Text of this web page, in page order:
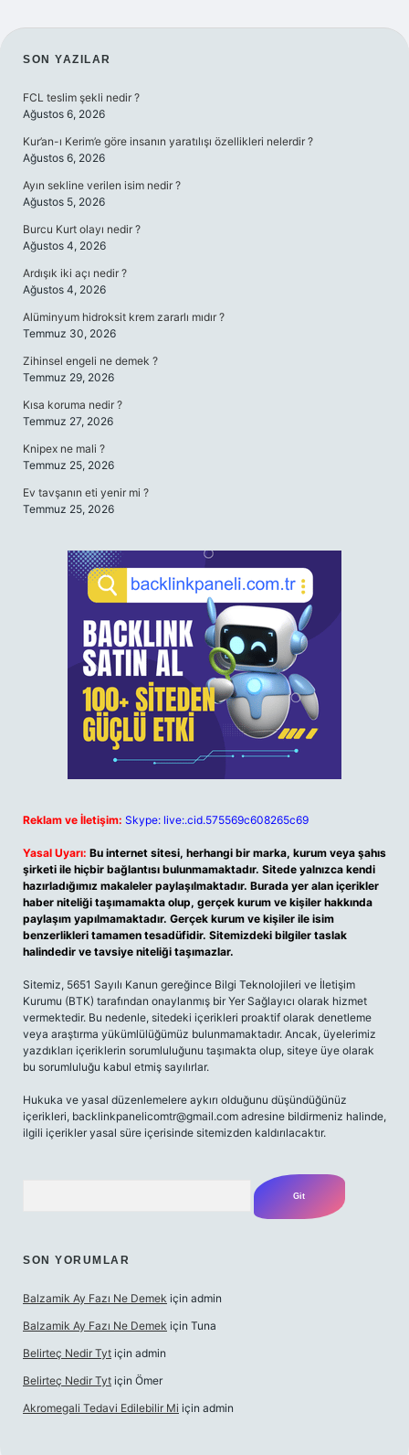
SIDEBAR
SON YAZILAR
FCL teslim şekli nedir ?
Ağustos 6, 2026
Kur’an-ı Kerim’e göre insanın yaratılışı özellikleri nelerdir ?
Ağustos 6, 2026
Ayın sekline verilen isim nedir ?
Ağustos 5, 2026
Burcu Kurt olayı nedir ?
Ağustos 4, 2026
Ardışık iki açı nedir ?
Ağustos 4, 2026
Alüminyum hidroksit krem zararlı mıdır ?
Temmuz 30, 2026
Zihinsel engeli ne demek ?
Temmuz 29, 2026
Kısa koruma nedir ?
Temmuz 27, 2026
Knipex ne mali ?
Temmuz 25, 2026
Ev tavşanın eti yenir mi ?
Temmuz 25, 2026
Reklam ve İletişim: Skype: live:.cid.575569c608265c69
Yasal Uyarı: Bu internet sitesi, herhangi bir marka, kurum veya şahıs
şirketi ile hiçbir bağlantısı bulunmamaktadır. Sitede yalnızca kendi
hazırladığımız makaleler paylaşılmaktadır. Burada yer alan içerikler
haber niteliği taşımamakta olup, gerçek kurum ve kişiler hakkında
paylaşım yapılmamaktadır. Gerçek kurum ve kişiler ile isim
benzerlikleri tamamen tesadüfidir. Sitemizdeki bilgiler taslak
halindedir ve tavsiye niteliği taşımazlar.
Sitemiz, 5651 Sayılı Kanun gereğince Bilgi Teknolojileri ve İletişim
Kurumu (BTK) tarafından onaylanmış bir Yer Sağlayıcı olarak hizmet
vermektedir. Bu nedenle, sitedeki içerikleri proaktif olarak denetleme
veya araştırma yükümlülüğümüz bulunmamaktadır. Ancak, üyelerimiz
yazdıkları içeriklerin sorumluluğunu taşımakta olup, siteye üye olarak
bu sorumluluğu kabul etmiş sayılırlar.
Hukuka ve yasal düzenlemelere aykırı olduğunu düşündüğünüz
içerikleri, backlinkpanelicomtr@gmail.com adresine bildirmeniz halinde,
ilgili içerikler yasal süre içerisinde sitemizden kaldırılacaktır.
SON YORUMLAR
Balzamik Ay Fazı Ne Demek için admin
Balzamik Ay Fazı Ne Demek için Tuna
Belirteç Nedir Tyt için admin
Belirteç Nedir Tyt için Ömer
Akromegali Tedavi Edilebilir Mi için admin